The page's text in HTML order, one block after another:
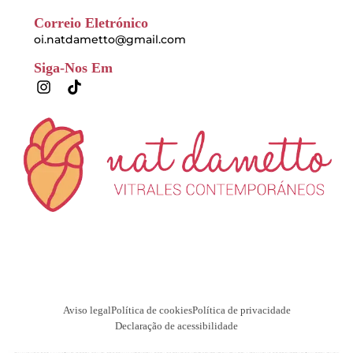
Correio Eletrónico
oi.natdametto@gmail.com
Siga-Nos Em
I
n
s
t
a
g
m
T
i
t
o
k
Aviso legalPolítica de cookiesPolítica de privacidade
Declaração de acessibilidade